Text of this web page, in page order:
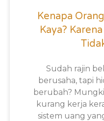
Kenapa
Kaya?
Sudah rajin
berusaha, tapi
berubah?
kurang kerja
sistem uang